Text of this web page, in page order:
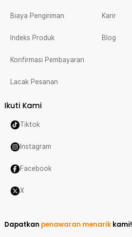
Biaya Pengiriman
Indeks Produk
Konfirmasi Pembayaran
Lacak Pesanan
Karir
Blog
Ikuti Kami
Tiktok
Instagram
Facebook
X
Dapatkan penawaran menarik kami!